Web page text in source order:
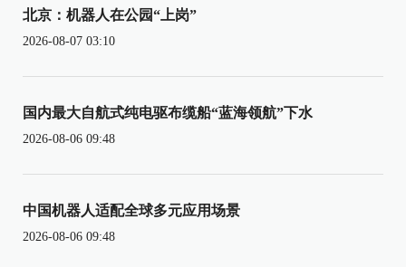
北京：机器人在公园“上岗”
2026-08-07 03:10
国内最大自航式纯电驱布缆船“蓝海领航”下水
2026-08-06 09:48
中国机器人适配全球多元应用场景
2026-08-06 09:48